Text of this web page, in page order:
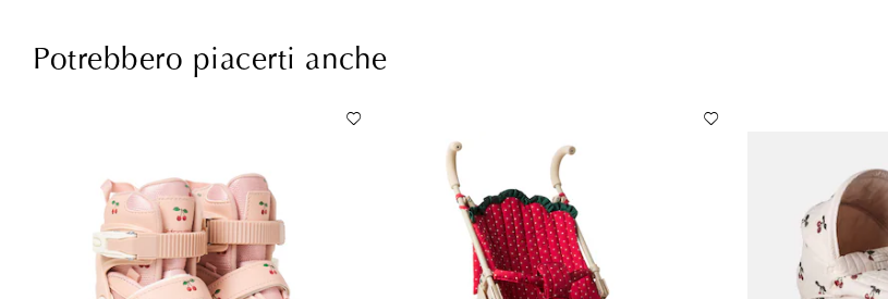
Potrebbero piacerti anche